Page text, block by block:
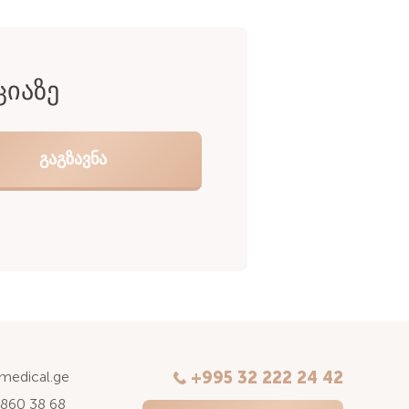
38 68
+995 32 222 24 42